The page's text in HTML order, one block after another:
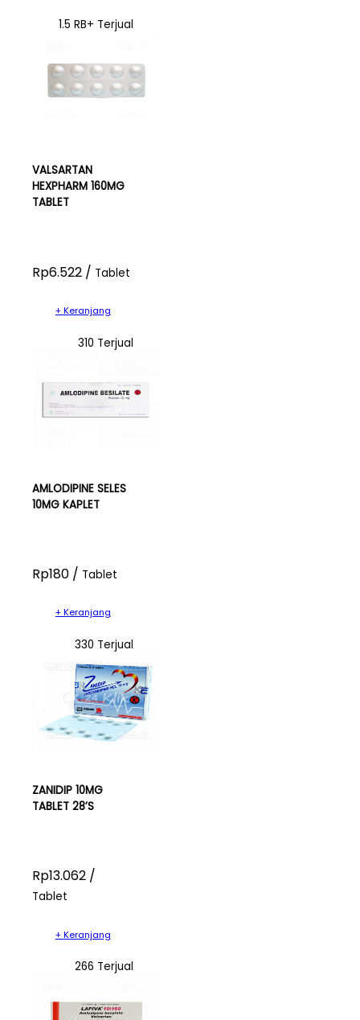
1.5 RB+ Terjual
VALSARTAN
HEXPHARM 160MG
TABLET
Rp6.522 / Tablet
+ Keranjang
310 Terjual
AMLODIPINE SELES
10MG KAPLET
Rp180 / Tablet
+ Keranjang
330 Terjual
ZANIDIP 10MG
TABLET 28’S
Rp13.062 /
Tablet
+ Keranjang
266 Terjual